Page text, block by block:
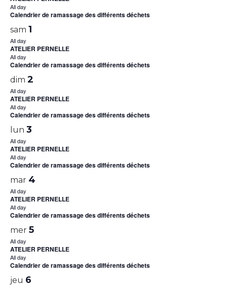
All day
Calendrier de ramassage des différents déchets
sam 1
All day
ATELIER PERNELLE
All day
Calendrier de ramassage des différents déchets
dim 2
All day
ATELIER PERNELLE
All day
Calendrier de ramassage des différents déchets
lun 3
All day
ATELIER PERNELLE
All day
Calendrier de ramassage des différents déchets
mar 4
All day
ATELIER PERNELLE
All day
Calendrier de ramassage des différents déchets
mer 5
All day
ATELIER PERNELLE
All day
Calendrier de ramassage des différents déchets
jeu 6